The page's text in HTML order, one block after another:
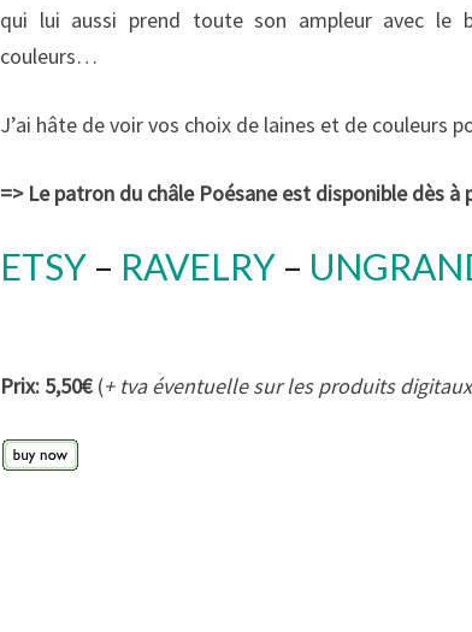
qui lui aussi prend toute son ampleur avec le
couleurs…
J’ai hâte de voir vos choix de laines et de couleurs
=> Le patron du châle Poésane est disponible dès à
ETSY – RAVELRY –
Prix: 5,50€ (+ tva éventuelle sur les produits